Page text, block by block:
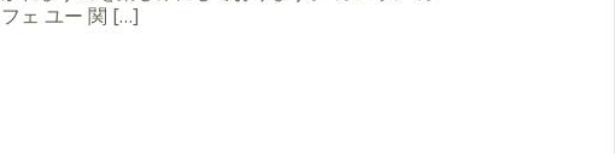
フェ ユー 関 […]